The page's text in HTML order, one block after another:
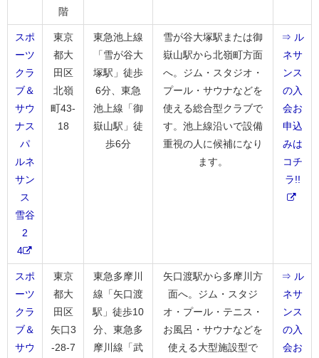
階
スポ
ーツ
クラ
ブ＆
サウ
ナス
パ
ルネ
サン
ス
雪谷
2
4
東京
都大
田区
北嶺
町43-
18
東急池上線
「雪が谷大
塚駅」徒歩
6分、東急
池上線「御
嶽山駅」徒
歩6分
雪が谷大塚駅または御
嶽山駅から北嶺町方面
へ。ジム・スタジオ・
プール・サウナなどを
使える総合型クラブで
す。池上線沿いで設備
重視の人に候補になり
ます。
⇒ ル
ネサ
ンス
の入
会お
申込
みは
コチ
ラ!!
スポ
ーツ
クラ
ブ＆
サウ
東京
都大
田区
矢口3
-28-7
東急多摩川
線「矢口渡
駅」徒歩10
分、東急多
摩川線「武
矢口渡駅から多摩川方
面へ。ジム・スタジ
オ・プール・テニス・
お風呂・サウナなどを
使える大型施設型で
⇒ ル
ネサ
ンス
の入
会お